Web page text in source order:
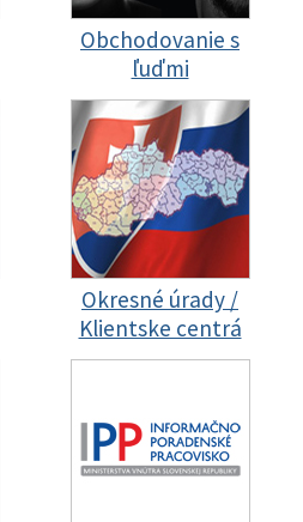
Obchodovanie s
ľuďmi
Okresné úrady /
Klientske centrá